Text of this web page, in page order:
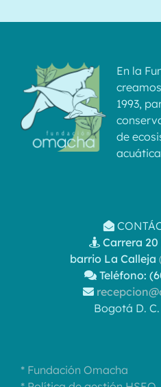
En la
1993,
de
Carrera 20
barrio La Calleja
Teléfono:
Bogotá D.
* Fundación Omacha